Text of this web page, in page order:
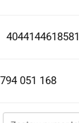
4044144618581
051 168